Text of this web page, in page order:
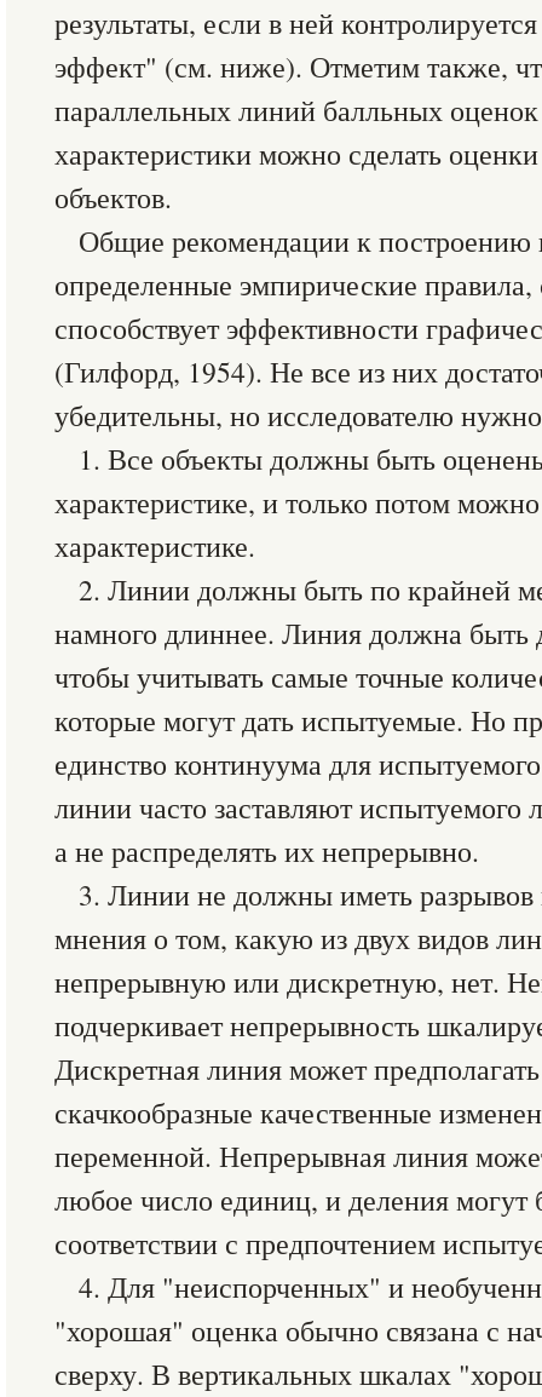
результаты, если в ней
эффект" (см. ниже). Отметим также,
параллельных линий балльных
характеристики можно сделать
объектов.
Общие рекомендации к построению
определенные эмпирические
способствует эффективности
(Гилфорд, 1954). Не все из них
убедительны, но исследователю
1. Все объекты должны быть
характеристике, и только потом
характеристике.
2. Линии должны быть по крайней
намного длиннее. Линия должна быть
чтобы учитывать самые точные
которые могут дать испытуемые. Но
единство континуума для
линии часто заставляют испытуемого
а не распределять их непрерывно.
3. Линии не должны иметь
мнения о том, какую из двух видов
непрерывную или дискретную, нет.
подчеркивает непрерывность
Дискретная линия может
скачкообразные качественные
переменной. Непрерывная линия
любое число единиц, и деления
соответствии с предпочтением
4. Для "неиспорченных" и
"хорошая" оценка обычно связана с
сверху. В вертикальных шкалах